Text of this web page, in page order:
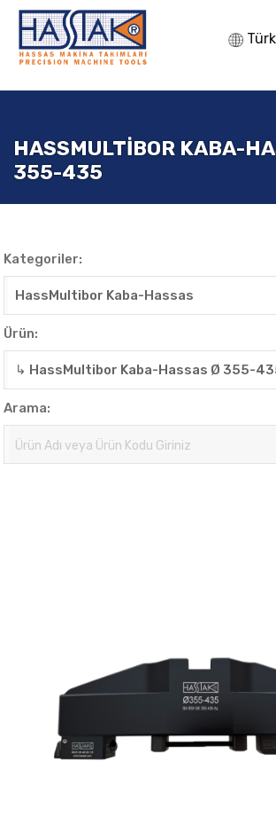
HASSMULTIBOR KABA-
355-435
Kategoriler:
Ürün:
Arama: